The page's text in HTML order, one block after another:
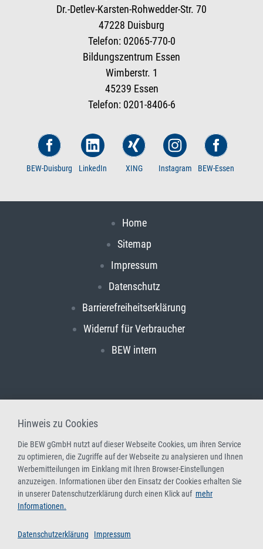
Dr.-Detlev-Karsten-Rohwedder-Str. 70
47228 Duisburg
Telefon: 02065-770-0
Bildungszentrum Essen
Wimberstr. 1
45239 Essen
Telefon: 0201-8406-6
BEW-Duisburg LinkedIn XING Instagram BEW-Essen
Home
Sitemap
Impressum
Datenschutz
Barrierefreiheitserklärung
Widerruf für Verbraucher
BEW intern
Hinweis zu Cookies
Die BEW gGmbH nutzt auf dieser Webseite Cookies, um ihren Service
zu optimieren, die Zugriffe auf der Webseite zu analysieren und Ihnen
Werbemitteilungen im Einklang mit Ihren Browser-Einstellungen
anzuzeigen. Informationen über den Einsatz der Cookies erhalten Sie
in unserer Datenschutzerklärung durch einen Klick auf mehr
Informationen.
Datenschutzerklärung Impressum